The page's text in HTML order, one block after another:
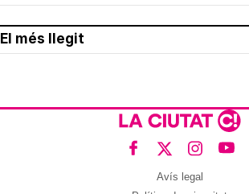
El més llegit
Avís legal